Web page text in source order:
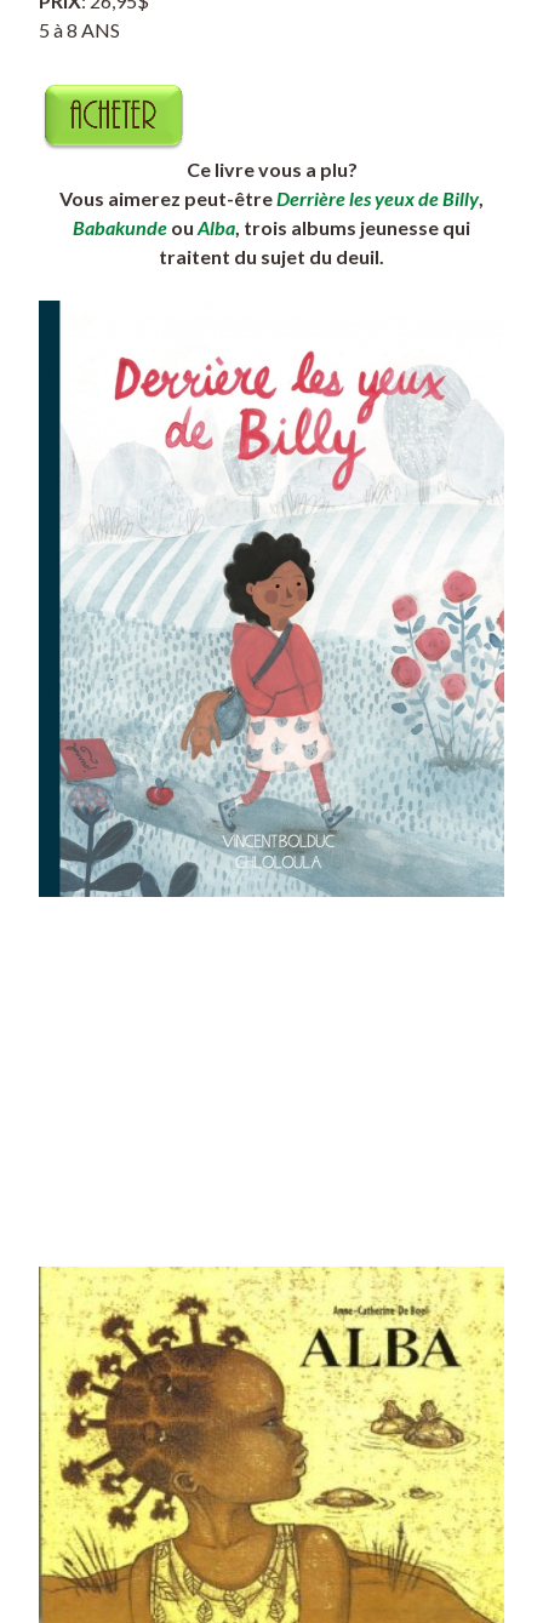
5 à 8 ANS
Ce livre vous a plu?
Vous aimerez peut-êtreDerrière les yeux de Billy,
Babakunde ou Alba , trois albums jeunesse qui
traitent du sujet du deuil.